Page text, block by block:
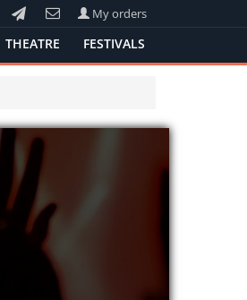
My orders
THEATRE FESTIVALS